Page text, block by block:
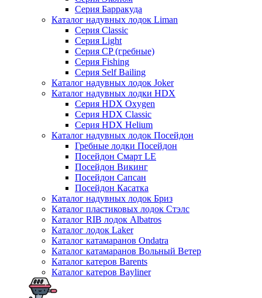
Серия Барракуда
Каталог надувных лодок Liman
Серия Classic
Серия Light
Серия CP (гребные)
Серия Fishing
Серия Self Bailing
Каталог надувных лодок Joker
Каталог надувных лодки HDX
Серия HDX Oxygen
Серия HDX Classic
Серия HDX Helium
Каталог надувных лодок Посейдон
Гребные лодки Посейдон
Посейдон Смарт LE
Посейдон Викинг
Посейдон Сапсан
Посейдон Касатка
Каталог надувных лодок Бриз
Каталог пластиковых лодок Стэлс
Каталог RIB лодок Albatros
Каталог лодок Laker
Каталог катамаранов Ondatra
Каталог катамаранов Вольный Ветер
Каталог катеров Barents
Каталог катеров Bayliner